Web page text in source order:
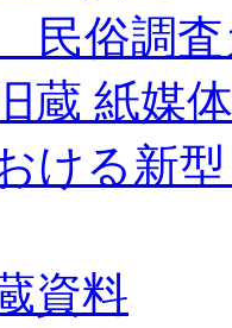
民俗調査
蔵 紙媒
ける新
資料